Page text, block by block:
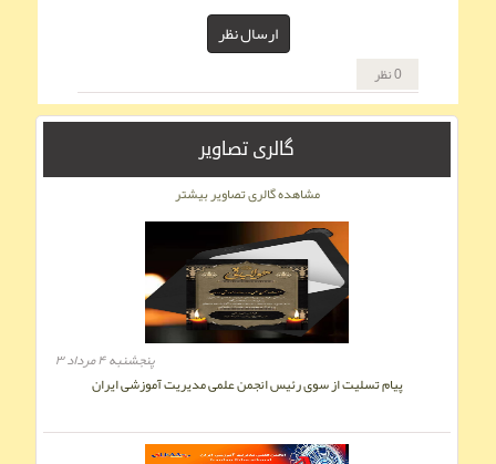
ارسال نظر
0 نظر
گالری تصاویر
پیام تسلیت از سوی رئیس انجمن علمی مديريت آموزشی ایران
پنجشنبه ۴ مرداد ۳
مشاهده گالری تصاویر بیشتر